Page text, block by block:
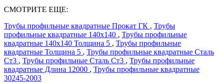
СМОТРИТЕ ЕЩЕ:
Трубы профильные квадратные Прокат ГК , Трубы
профильные квадратные 140х140 , Трубы профильные
квадратные 140х140 Толщина 5 , Трубы профильные
квадратные Толщина 5 , Трубы профильные квадратные Сталь
Ст3 , Трубы профильные Сталь Ст3 , Трубы профильные
квадратные Длина 12000 , Трубы профильные квадратные
30245-2003